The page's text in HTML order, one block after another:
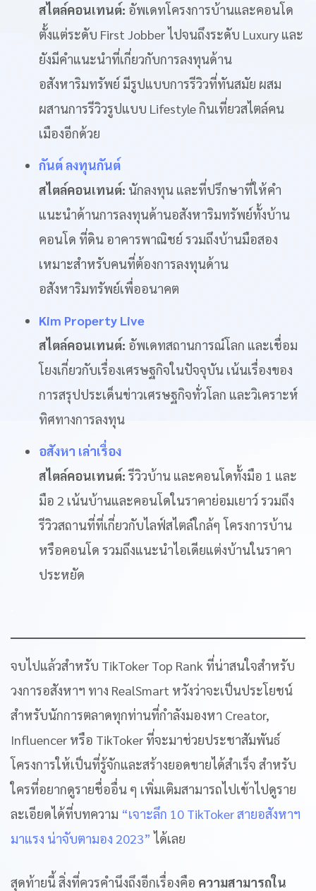
สไตล์คอนเทนต์: อัพเดทโครงการบ้านและคอนโด
ตั้งแต่ระดับ First Jobber ไปจนถึงระดับ Luxury และ
ยังมีคำแนะนำที่เกี่ยวกับการลงทุนด้าน
อสังหาริมทรัพย์ มีรูปแบบการรีวิวที่ทันสมัย ผสม
ผสานการรีวิวรูปแบบ Lifestyle กินเที่ยวสไตล์คน
เมืองอีกด้วย
กันต์ ลงทุนกันต์
สไตล์คอนเทนต์: นักลงทุน และที่ปรึกษาที่ให้คำ
แนะนำด้านการลงทุนด้านอสังหาริมทรัพย์ทั้งบ้าน
คอนโด ที่ดิน อาคารพาณิชย์ รวมถึงบ้านมือสอง
เหมาะสำหรับคนที่ต้องการลงทุนด้าน
อสังหาริมทรัพย์เพื่ออนาคต
Kim Property Live
สไตล์คอนเทนต์: อัพเดทสถานการณ์โลก และเชื่อม
โยงเกี่ยวกับเรื่องเศรษฐกิจในปัจจุบัน เน้นเรื่องของ
การสรุปประเด็นข่าวเศรษฐกิจทั่วโลก และวิเคราะห์
ทิศทางการลงทุน
อสังหา เล่าเรื่อง
สไตล์คอนเทนต์:รีวิวบ้าน และคอนโดทั้งมือ 1 และ
มือ 2 เน้นบ้านและคอนโดในราคาย่อมเยาว์ รวมถึง
รีวิวสถานที่ที่เกี่ยวกับไลฟ์สไตล์ใกล้ๆ โครงการบ้าน
หรือคอนโด รวมถึงแนะนำไอเดียแต่งบ้านในราคา
ประหยัด
จบไปแล้วสำหรับ TikToker Top Rank ที่น่าสนใจสำหรับ
วงการอสังหาฯ ทาง RealSmart หวังว่าจะเป็นประโยชน์
สำหรับนักการตลาดทุกท่านที่กำลังมองหา Creator,
Influencer หรือ TikToker ที่จะมาช่วยประชาสัมพันธ์
โครงการให้เป็นที่รู้จักและสร้างยอดขายได้สำเร็จ สำหรับ
ใครที่อยากดูรายชื่ออื่น ๆ เพิ่มเติมสามารถไปเข้าไปดูราย
ละเอียดได้ที่บทความ “เจาะลึก 10 TikToker สายอสังหาฯ
มาแรง น่าจับตามอง 2023” ได้เลย
สุดท้ายนี้ สิ่งที่ควรคำนึงถึงอีกเรื่องคือ ความสามารถใน